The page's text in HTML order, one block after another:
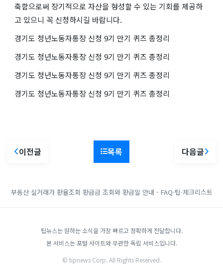
축함으로써 장기적으로 자산을 형성할 수 있는 기회를 제공하
고 있으니 꼭 신청하시길 바랍니다.
경기도 청년노동자통장 신청 9기 만기 퀴즈 총정리
경기도 청년노동자통장 신청 9기 만기 퀴즈 총정리
경기도 청년노동자통장 신청 9기 만기 퀴즈 총정리
경기도 청년노동자통장 신청 9기 만기 퀴즈 총정리
이전글 목록 다음글
부동산 실거래가 환율조회 환급금 조회와 환급일 안내 - FAQ·팁·체크리스트
팁뉴스는 원하는 소식을 가장 빠르고 정확하게 전달합니다.
본 서비스는 포털 사이트와 무관한 독립 서비스입니다.
© tipnews Corp. All Rights Reserved.